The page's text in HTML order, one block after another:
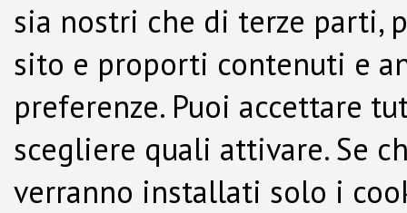
sia nostri che di terze parti,
sito e proporti contenuti e
preferenze. Puoi accettare
scegliere quali attivare. Se
verranno installati solo i